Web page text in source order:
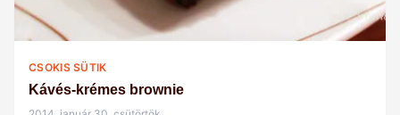
CSOKIS SÜTIK
Kávés-krémes brownie